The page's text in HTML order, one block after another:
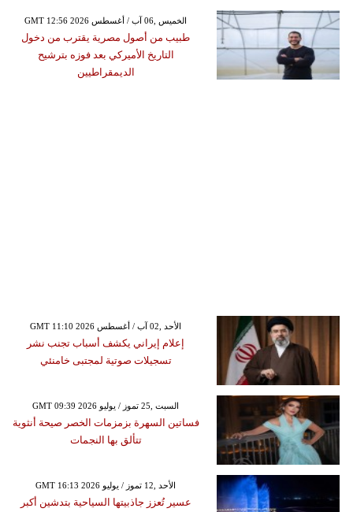
GMT 12:56 2026 الخميس ,06 آب / أغسطس
طبيب من أصول مصرية يقترب من دخول
التاريخ الأميركي بعد فوزه بترشيح
الديمقراطيين
GMT 11:10 2026 الأحد ,02 آب / أغسطس
إعلام إيراني يكشف أسباب تجنب نشر
تسجيلات صوتية لمجتبى خامنئي
GMT 09:39 2026 السبت ,25 تموز / يوليو
فساتين السهرة بزمزمات الخصر صيحة أنثوية
تتألق بها النجمات
GMT 16:13 2026 الأحد ,12 تموز / يوليو
عسير تُعزز جاذبيتها السياحية بتدشين أكبر